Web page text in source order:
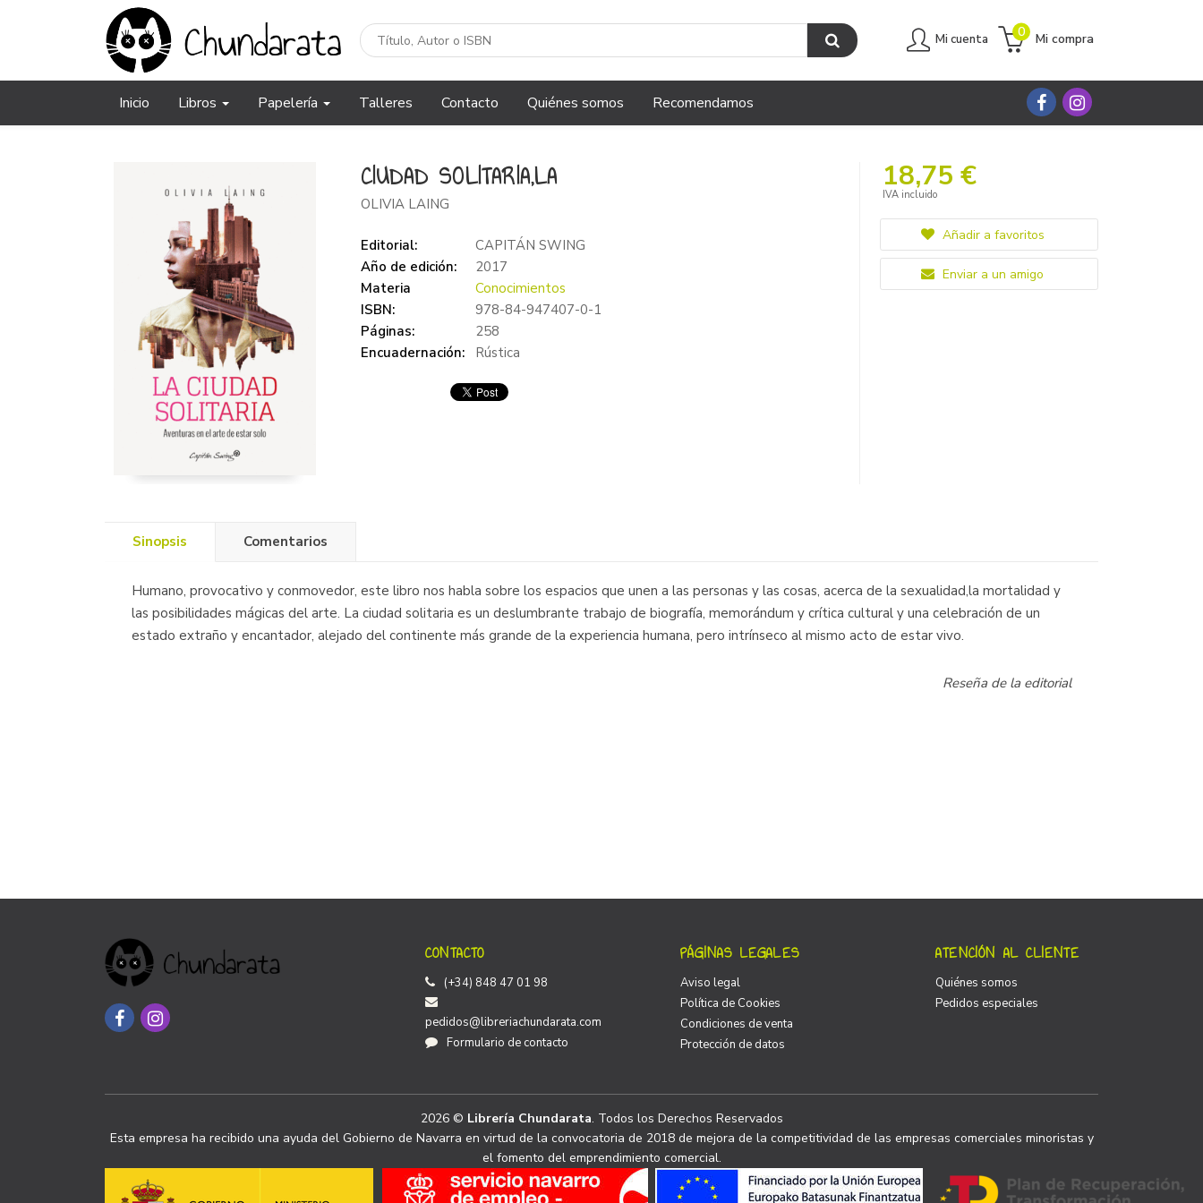
Mi cuenta Mi compra
0
Inicio Libros Papelería Talleres Contacto Quiénes somos Recomendamos
CIUDAD SOLITARIA,LA
OLIVIA LAING
Editorial:
CAPITÁN SWING
Año de edición:
2017
Materia
Conocimientos
ISBN:
978-84-947407-0-1
Páginas:
258
Encuadernación:
Rústica
18,75 €
IVA incluido
Añadir a favoritos
Enviar a un amigo
Sinopsis Comentarios
Humano, provocativo y conmovedor, este libro nos habla sobre los espacios que unen a las personas y las cosas, acerca de la sexualidad,la mortalidad y
las posibilidades mágicas del arte. La ciudad solitaria es un deslumbrante trabajo de biografía, memorándum y crítica cultural y una celebración de un
estado extraño y encantador, alejado del continente más grande de la experiencia humana, pero intrínseco al mismo acto de estar vivo.
Reseña de la editorial
CONTACTO
(+34) 848 47 01 98
pedidos@libreriachundarata.com
Formulario de contacto
PÁGINAS LEGALES
Aviso legal
Política de Cookies
Condiciones de venta
Protección de datos
ATENCIÓN AL CLIENTE
Quiénes somos
Pedidos especiales
2026 © Librería Chundarata. Todos los Derechos Reservados
Esta empresa ha recibido una ayuda del Gobierno de Navarra en virtud de la convocatoria de 2018 de mejora de la competitividad de las empresas comerciales minoristas y
el fomento del emprendimiento comercial.